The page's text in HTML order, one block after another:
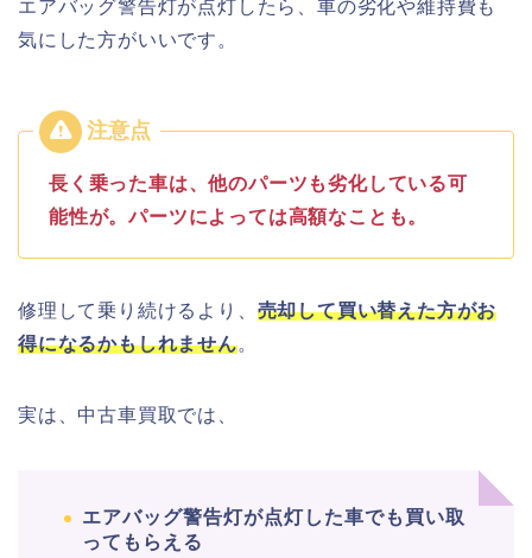
エアバッグ警告灯が点灯したら、車の劣化や維持費も
気にした方がいいです。
長く乗った車は、他のパーツも劣化している可
能性が。パーツによっては高額なことも。
修理して乗り続けるより、 売却して買い替えた方がお
得になるかもしれません。
実は、中古車買取では、
エアバッグ警告灯が点灯した車でも買い取
ってもらえる